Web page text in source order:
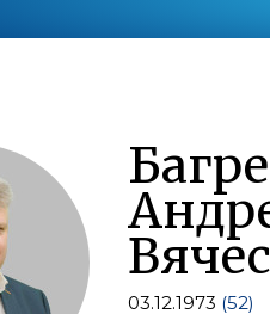
03.12.1973 (52)